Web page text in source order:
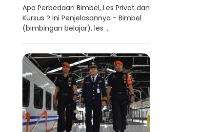
Apa Perbedaan Bimbel, Les Privat dan
Kursus ? Ini Penjelasannya - Bimbel
(bimbingan belajar), les ...